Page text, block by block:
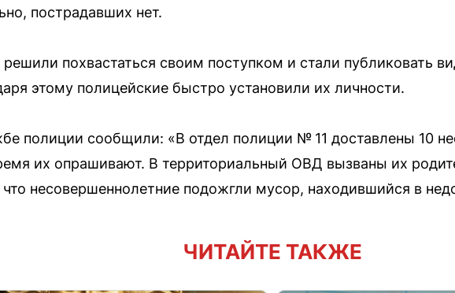
пострадавших нет.
похвастаться своим поступком и стали публиковать
этому полицейские быстро установили их личности.
полиции сообщили: «В отдел полиции № 11 доставлены 10
их опрашивают. В территориальный ОВД вызваны их
что несовершеннолетние подожгли мусор, находившийся в
ЧИТАЙТЕ ТАКЖЕ